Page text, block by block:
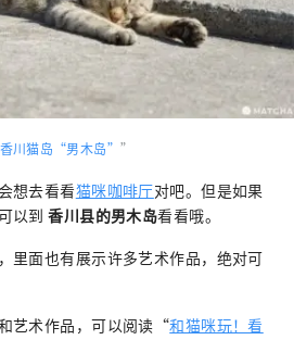
川猫岛“男木岛” ”
想去看看猫咪咖啡厅对吧。但是如果
以到香川县的男木岛看看哦。
里面也有展示许多艺术作品，绝对可
艺术作品，可以阅读“和猫咪玩！看